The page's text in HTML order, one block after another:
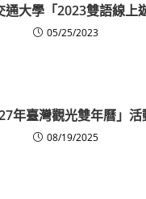
通大學「2023雙語線上
05/25/2023
年臺灣觀光雙年曆」
08/19/2025